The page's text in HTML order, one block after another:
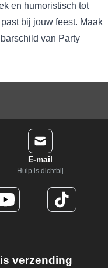
en humoristisch tot
bij jouw feest. Maak
van Party
E-mail
Hulp is dichtbij
verzending